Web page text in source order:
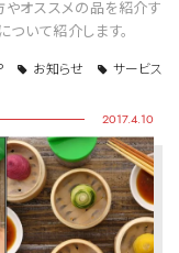
オススメの品を紹介す
ついて紹介します。
お知らせ サービス
2017.4.10